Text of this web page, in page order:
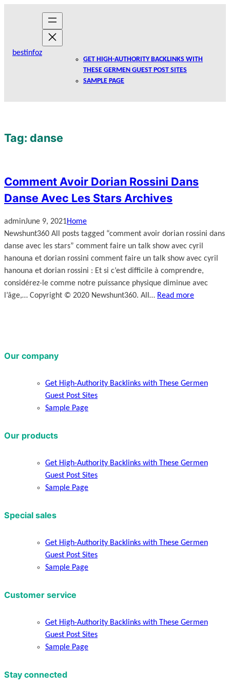
bestinfoz
GET HIGH-AUTHORITY BACKLINKS WITH
THESE GERMEN GUEST POST SITES
SAMPLE PAGE
Tag: danse
Comment Avoir Dorian Rossini Dans
Danse Avec Les Stars Archives
adminJune 9, 2021Home
Newshunt360 All posts tagged “comment avoir dorian rossini dans
danse avec les stars” comment faire un talk show avec cyril
hanouna et dorian rossini comment faire un talk show avec cyril
hanouna et dorian rossini : Et si c’est difficile à comprendre,
considérez-le comme notre puissance physique diminue avec
l’âge,… Copyright © 2020 Newshunt360. All… Read more
Our company
Get High-Authority Backlinks with These Germen
Guest Post Sites
Sample Page
Our products
Get High-Authority Backlinks with These Germen
Guest Post Sites
Sample Page
Special sales
Get High-Authority Backlinks with These Germen
Guest Post Sites
Sample Page
Customer service
Get High-Authority Backlinks with These Germen
Guest Post Sites
Sample Page
Stay connected